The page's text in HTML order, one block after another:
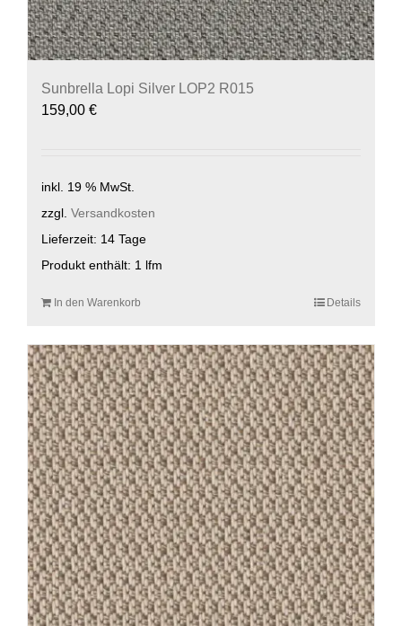
Sunbrella Lopi Silver LOP2 R015
159,00 €
inkl. 19 % MwSt.
zzgl. Versandkosten
Lieferzeit: 14 Tage
Produkt enthält: 1 lfm
In den Warenkorb Details